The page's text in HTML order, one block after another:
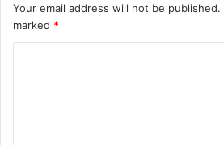
Your email address will not be published.
marked *